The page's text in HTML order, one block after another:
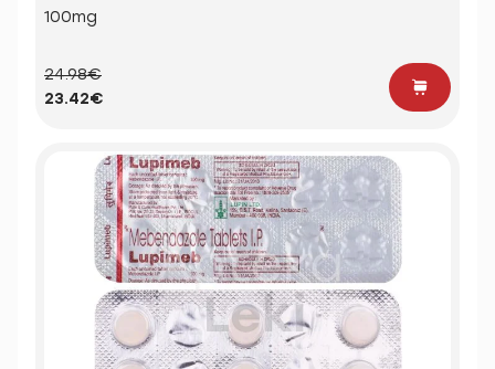
100mg
24.98€
23.42€